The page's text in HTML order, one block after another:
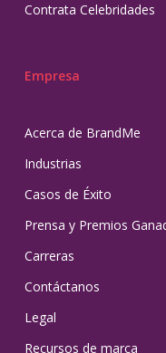
Contrata Celebridades
Empresa
Acerca de BrandMe
Industrias
Casos de Éxito
Prensa y Premios
Carreras
Contáctanos
Legal
Recursos de marca